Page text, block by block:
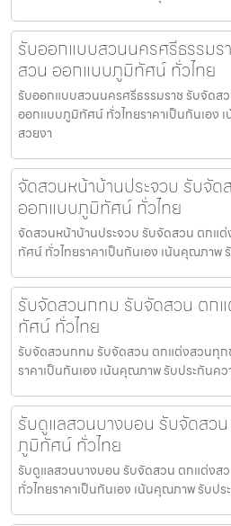
รับออกแบบสวนนครศรีธรรม
สวน ออกแบบภูมิทัศน์ ทั่วไทย
รับออกแบบสวนนครศรีธรรมราช รับจัด
ออกแบบภูมิทัศน์ ทั่วไทยราคาเป็นกันเอง
สวยงา
จัดสวนหน้าบ้านประจวบ รับจั
ออกแบบภูมิทัศน์ ทั่วไทย
จัดสวนหน้าบ้านประจวบ รับจัดสวน ตกแ
ทัศน์ ทั่วไทยราคาเป็นกันเอง เน้นคุณภาพ
รับจัดสวนกทม รับจัดสวน ตก
ทัศน์ ทั่วไทย
รับจัดสวนกทม รับจัดสวน ตกแต่งสวนทุ
ราคาเป็นกันเอง เน้นคุณภาพ รับประกันค
รับดูแลสวนบางบอน รับจัดสว
ภูมิทัศน์ ทั่วไทย
รับดูแลสวนบางบอน รับจัดสวน ตกแต่ง
ทั่วไทยราคาเป็นกันเอง เน้นคุณภาพ รับป